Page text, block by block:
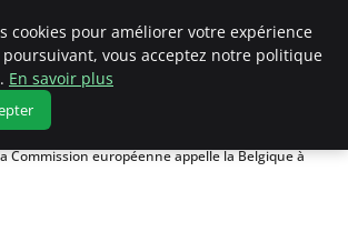
Commission européenne appelle la Belgique à
cookies pour améliorer votre expérience
vous acceptez notre politique
En savoir plus